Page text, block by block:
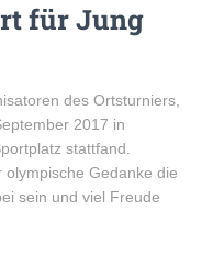
für Jung
des Ortsturniers,
2017 in
stattfand.
Gedanke die
sein und viel Freude